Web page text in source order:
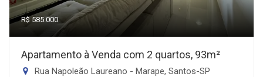
R$ 585.000
Apartamento à Venda com 2 quartos, 93m²
Rua Napoleão Laureano - Marape, Santos-SP